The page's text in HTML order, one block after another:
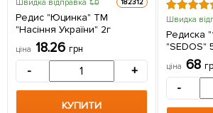
Швидка відправка 182312
Редис "Юцинка" ТМ
"Насіння України" 2г
ціна 18.26 грн
- +
КУПИТИ
Швидка
Редиска
"SEDOS" 5м
стрічці
ціна 68
-